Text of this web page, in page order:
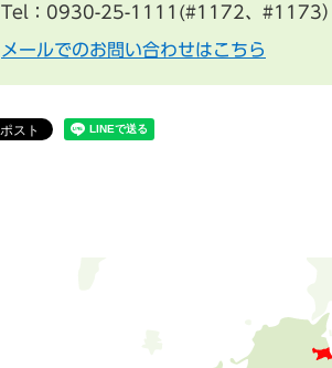
Tel：0930-25-1111(#1172、#1173）
メールでのお問い合わせはこちら